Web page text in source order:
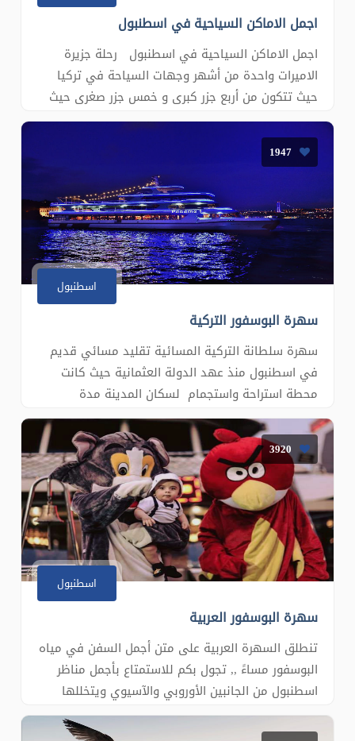
اجمل الاماكن السياحية في اسطنبول
اجمل الاماكن السياحية في اسطنبول رحلة جزيرة
الاميرات واحدة من أشهر وجهات السياحة في تركيا
حيث تتكون من أربع جزر كبرى و خمس جزر صغرى حيث
يمتد تاريخها الى العصر البيزنطي حيث استهدمت
كمنفى للملوك والأمراء وبقيت على حالها في عصر
الدولة العثمانية رحلة جزيرة الاميرات تعتبر اجمل رحلة
1947
اسطنبول
سهرة البوسفور التركية
سهرة سلطانة التركية المسائية تقليد مسائي قديم
في اسطنبول منذ عهد الدولة العثمانية حيث كانت
محطة استراحة واستجمام لسكان المدينة مدة
السهرة بضع ساعات معدودة على الباخرة الفاخرة ضمن
خليج البوسفور حيث يمكن مشاهدة معالم اسطنبول
ليلا اثناء المسير والتمتع باضواء المدينة مثل برج
الفتاة و&nbs
3920
اسطنبول
سهرة البوسفور العربية
تنطلق السهرة العربية على متن أجمل السفن في مياه
البوسفور مساءً ,, تجول بكم للاستمتاع بأجمل مناظر
اسطنبول من الجانبين الأوروبي والآسيوي ويتخللها
الفعاليات التالية : عشاء بوفيه مفتوح لأشهى الوجبات
والمقبلات العربية . عراضة شامية وسيف وترس. مولوية